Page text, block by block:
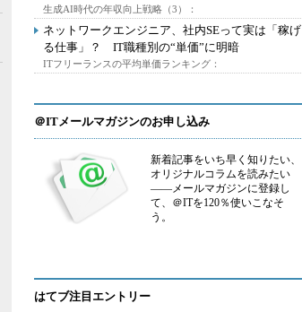
生成AI時代の年収向上戦略（3）：
ネットワークエンジニア、社内SEって実は「稼げ
る仕事」？ IT職種別の“単価”に明暗
ITフリーランスの平均単価ランキング：
＠ITメールマガジンのお申し込み
新着記事をいち早く知りたい、
オリジナルコラムを読みたい
――メールマガジンに登録し
て、＠ITを120％使いこなそ
う。
はてブ注目エントリー